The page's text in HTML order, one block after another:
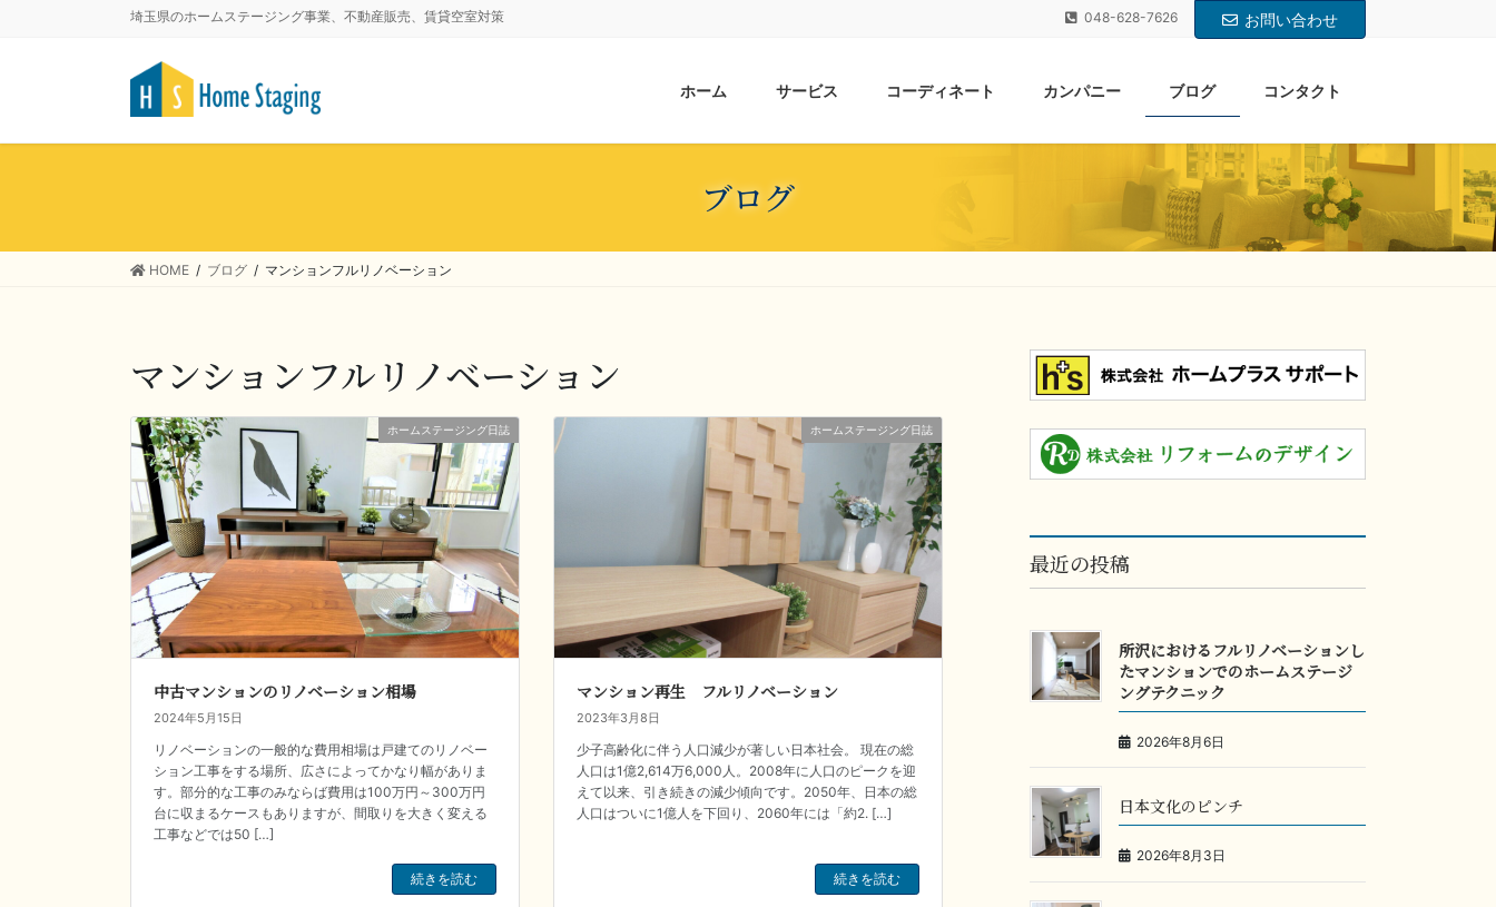
埼玉県のホームステージング事業、不動産販売、賃貸空室対策 048-628-7626 お問い合わせ
ホーム サービス コーディネート カンパニー ブログ コンタクト
ブログ
HOME ブログ マンションフルリノベーション
マンションフルリノベーション
ホームステージング日誌
中古マンションのリノベーション相場
2024年5月15日
リノベーションの一般的な費用相場は戸建てのリノベー
ション工事をする場所、広さによってかなり幅がありま
す。部分的な工事のみならば費用は100万円～300万円
台に収まるケースもありますが、間取りを大きく変える
工事などでは50 […]
続きを読む
ホームステージング日誌
マンション再生 フルリノベーション
2023年3月8日
少子高齢化に伴う人口減少が著しい日本社会。 現在の総
人口は1億2,614万6,000人。2008年に人口のピークを迎
えて以来、引き続きの減少傾向です。2050年、日本の総
人口はついに1億人を下回り、2060年には「約2. […]
続きを読む
最近の投稿
所沢におけるフルリノベーションし
たマンションでのホームステージ
ングテクニック
2026年8月6日
日本文化のピンチ
2026年8月3日